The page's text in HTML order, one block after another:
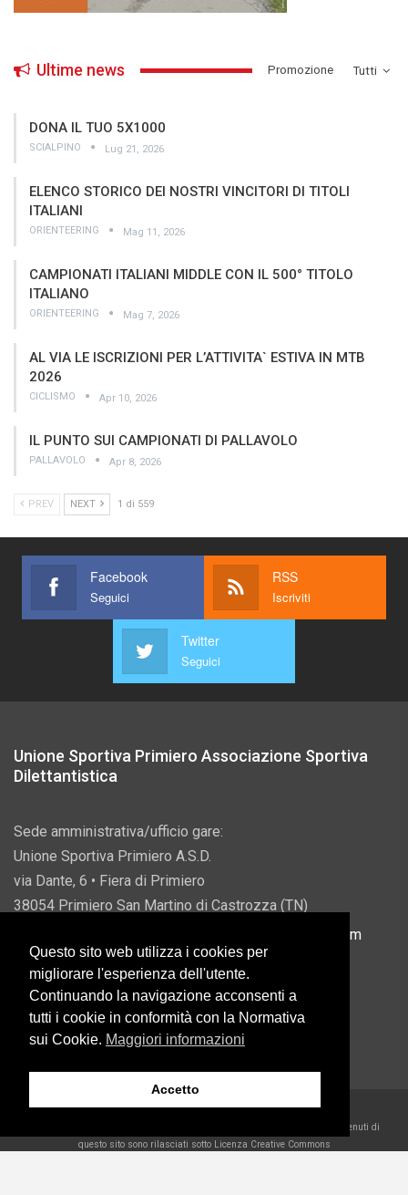
Tutti
Ultime news ­Promozione
DONA IL TUO 5X1000
SCIALPINO Lug 21, 2026
ELENCO STORICO DEI NOSTRI VINCITORI DI TITOLI
ITALIANI
ORIENTEERING Mag 11, 2026
CAMPIONATI ITALIANI MIDDLE CON IL 500° TITOLO
ITALIANO
ORIENTEERING Mag 7, 2026
AL VIA LE ISCRIZIONI PER L’ATTIVITA` ESTIVA IN MTB
2026
CICLISMO Apr 10, 2026
IL PUNTO SUI CAMPIONATI DI PALLAVOLO
PALLAVOLO Apr 8, 2026
PREV NEXT 1 di 559
Facebook
Seguici
RSS
Iscriviti
Twitter
Seguici
Unione Sportiva Primiero Associazione Sportiva
Dilettantistica
Sede amministrativa/ufficio gare:
Unione Sportiva Primiero A.S.D.
via Dante, 6 • Fiera di Primiero
38054 Primiero San Martino di Castrozza (TN)
info@usprimiero.com
Vantaggi da Pubblica Amministrazione
Eccetto dove diversamente specificato, i contenuti di
questo sito sono rilasciati sotto Licenza Creative Commons
Questo sito web utilizza i cookies per
migliorare l'esperienza dell'utente.
Continuando la navigazione acconsenti a
tutti i cookie in conformità con la Normativa
sui Cookie. Maggiori informazioni
Accetto